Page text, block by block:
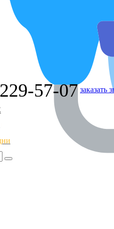
57-07 заказать